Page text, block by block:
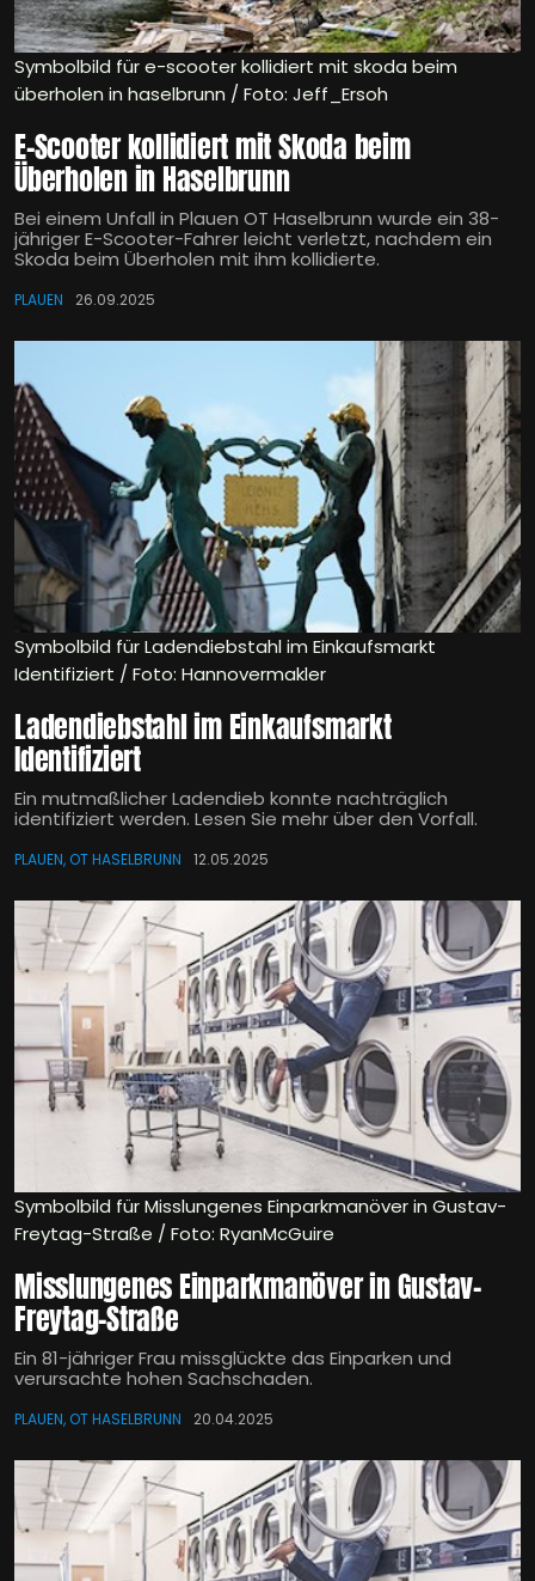
Symbolbild für e-scooter kollidiert mit skoda beim
überholen in haselbrunn / Foto: Jeff_Ersoh
E-Scooter kollidiert mit Skoda beim
Überholen in Haselbrunn
Bei einem Unfall in Plauen OT Haselbrunn wurde ein 38-
jähriger E-Scooter-Fahrer leicht verletzt, nachdem ein
Skoda beim Überholen mit ihm kollidierte.
PLAUEN 26.09.2025
Symbolbild für Ladendiebstahl im Einkaufsmarkt
Identifiziert / Foto: Hannovermakler
Ladendiebstahl im Einkaufsmarkt
Identifiziert
Ein mutmaßlicher Ladendieb konnte nachträglich
identifiziert werden. Lesen Sie mehr über den Vorfall.
PLAUEN, OT HASELBRUNN 12.05.2025
Symbolbild für Misslungenes Einparkmanöver in Gustav-
Freytag-Straße / Foto: RyanMcGuire
Misslungenes Einparkmanöver in Gustav-
Freytag-Straße
Ein 81-jähriger Frau missglückte das Einparken und
verursachte hohen Sachschaden.
PLAUEN, OT HASELBRUNN 20.04.2025